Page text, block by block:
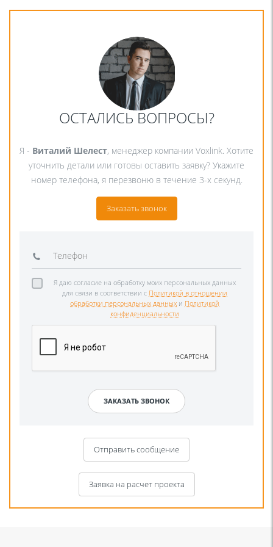
ОСТАЛИСЬ ВОПРОСЫ?
Я - Виталий Шелест, менеджер компании Voxlink. Хотите
уточнить детали или готовы оставить заявку? Укажите
номер телефона, я перезвоню в течение 3-х секунд.
Заказать звонок
Я даю согласие на обработку моих персональных данных
для связи в соответствии с Политикой в отношении
обработки персональных данных и Политикой
конфиденциальности
Отправить сообщение
Заявка на расчет проекта